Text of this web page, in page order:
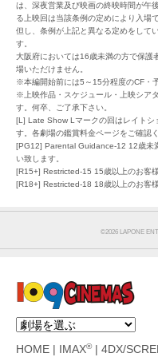
は、深夜営業及び映画の終映時間が午
る上映回は当該条例の定めにより入場
但し、条例が上記と異なる定めをして
す。
大阪府においては16歳未満の方で保護
場いただけません。
※本編開始前には5～15分程度のCF・
※上映作品・スケジュール・上映シア
す。何卒、ご了承下さい。
[L] Late Show Lマークの回はレイトシ
す。各劇場の鑑賞料金ページをご確認く
[PG12] Parental Guidance-12 12歳未
い致します。
[R15+] Restricted-15 15歳以上のお客
[R18+] Restricted-18 18歳以上のお客
©︎2026 LAPONE
HOME IMAX®| 4DX/